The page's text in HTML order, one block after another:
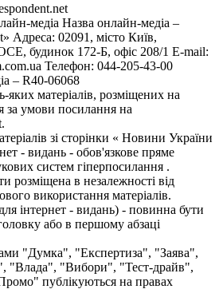
медіа Назва онлайн-медіа –
Адреса: 02091, місто Київ,
будинок 172-Б, офіс 208/1 E-mail:
Телефон: 044-205-43-00
– R40-06068
яких матеріалів, розміщених на
за умови посилання на
зі сторінки « Новини України
- видань - обов'язкове пряме
систем гіперпосилання .
розміщена в незалежності від
використання матеріалів.
інтернет - видань) - повинна бути
або в першому абзаці
"Думка", "Експертиза", "Заява",
"Влада", "Вибори", "Тест-драйв",
публікуються на правах